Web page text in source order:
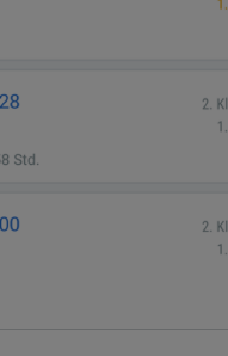
Speichern von oder
auf einem Endgerät.
sowie